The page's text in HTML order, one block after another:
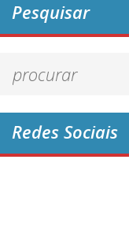
Pesquisar
Redes Sociais